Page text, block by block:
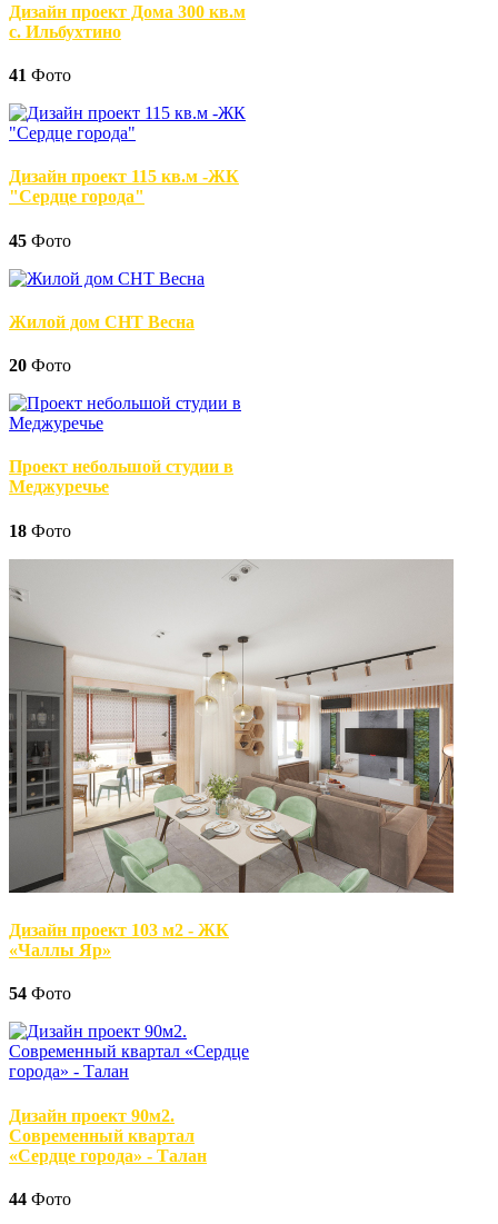
Дизайн проект Дома 300 кв.м
с. Ильбухтино
41 Фото
Дизайн проект 115 кв.м -ЖК
"Сердце города"
45 Фото
Жилой дом СНТ Весна
20 Фото
Проект небольшой студии в
Меджуречье
18 Фото
Дизайн проект 103 м2 - ЖК
«Чаллы Яр»
54 Фото
Дизайн проект 90м2.
Современный квартал
«Сердце города» - Талан
44 Фото